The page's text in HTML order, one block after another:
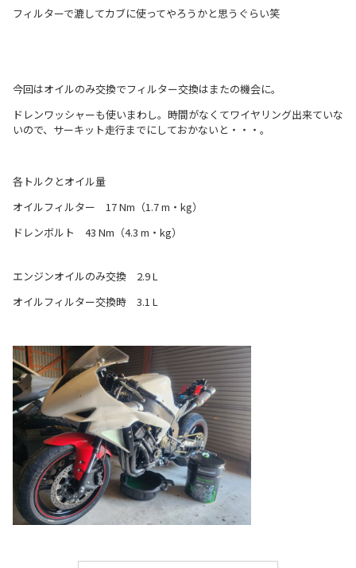
フィルターで漉してカブに使ってやろうかと思うぐらい笑
今回はオイルのみ交換でフィルター交換はまたの機会に。
ドレンワッシャーも使いまわし。時間がなくてワイヤリング出来ていな
いので、サーキット走行までにしておかないと・・・。
各トルクとオイル量
オイルフィルター 17 Nm（1.7 m・kg）
ドレンボルト 43 Nm（4.3 m・kg）
エンジンオイルのみ交換 2.9 L
オイルフィルター交換時 3.1 L